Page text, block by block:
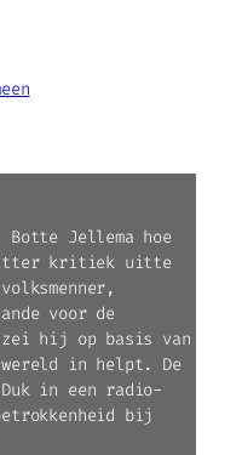
Jellema hoe
kritiek uitte
voor de
zei hij op basis van
in helpt. De
in een radio-
bij